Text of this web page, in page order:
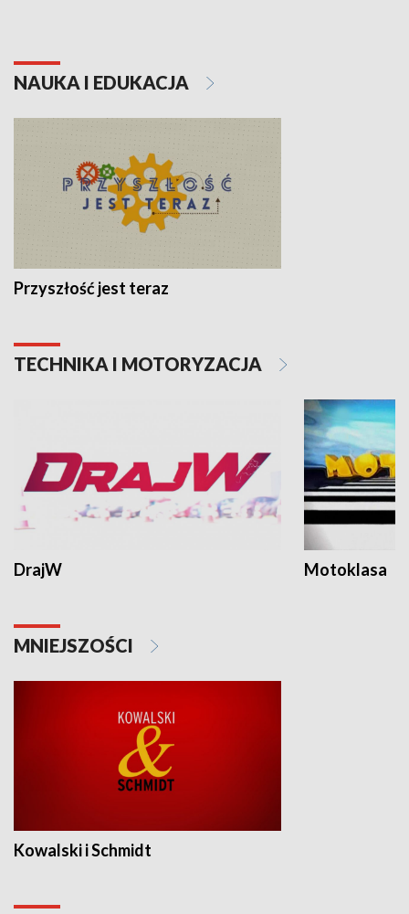
NAUKA I EDUKACJA
Przyszłość jest teraz
TECHNIKA I MOTORYZACJA
DrajW Motoklasa
MNIEJSZOŚCI
Kowalski i Schmidt